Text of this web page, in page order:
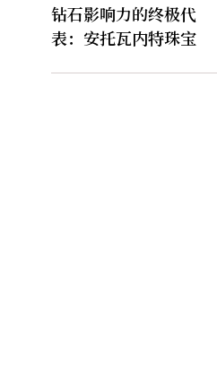
钻石影响力的终极代
表：安托瓦内特珠宝